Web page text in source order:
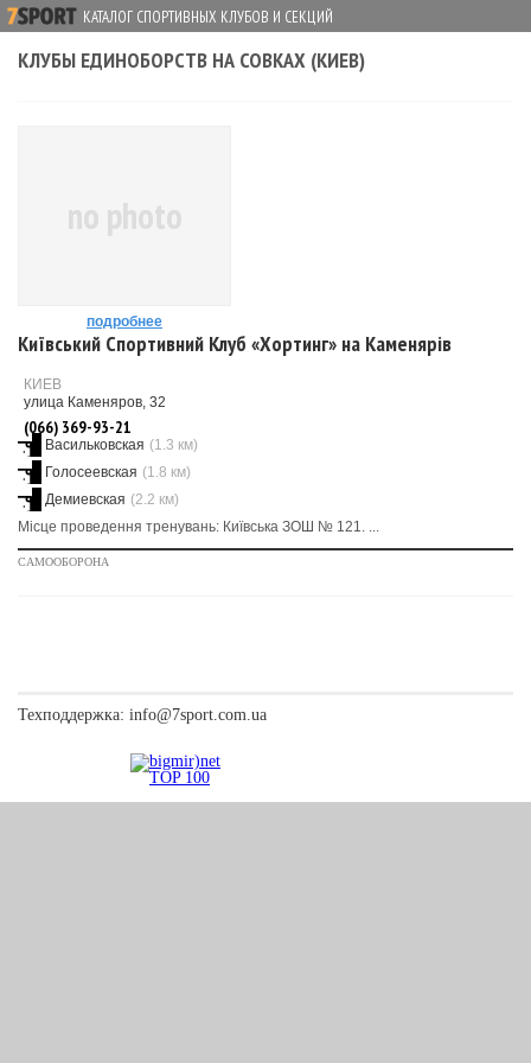
КАТАЛОГ СПОРТИВНЫХ КЛУБОВ И СЕКЦИЙ
КЛУБЫ ЕДИНОБОРСТВ НА СОВКАХ (КИЕВ)
no photo
подробнее
Київський Спортивний Клуб «Хортинг» на Каменярів
КИЕВ
улица Каменяров, 32
(066) 369-93-21
Васильковская (1.3 км)
Голосеевская (1.8 км)
Демиевская (2.2 км)
Місце проведення тренувань: Київська ЗОШ № 121. ...
САМООБОРОНА
Техподдержка: info@7sport.com.ua